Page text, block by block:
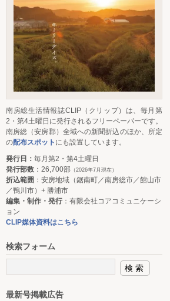
南房総生活情報誌CLIP（クリップ）は、毎月第
2・第4土曜日に発行されるフリーペーパーです。
南房総（安房郡）全域への新聞折込のほか、所定
の配布スポット にも設置しています。
発行日： 毎月第2・第4土曜日
発行部数 ：26,700部 （2026年7月現在）
折込範囲 ：安房地域（鋸南町／南房総市／館山市
／鴨川市）+ 勝浦市
編集・制作・発行：有限会社コアコミュニケーシ
ョン
CLIP媒体資料はこちら
検索フォーム
最新号掲載広告